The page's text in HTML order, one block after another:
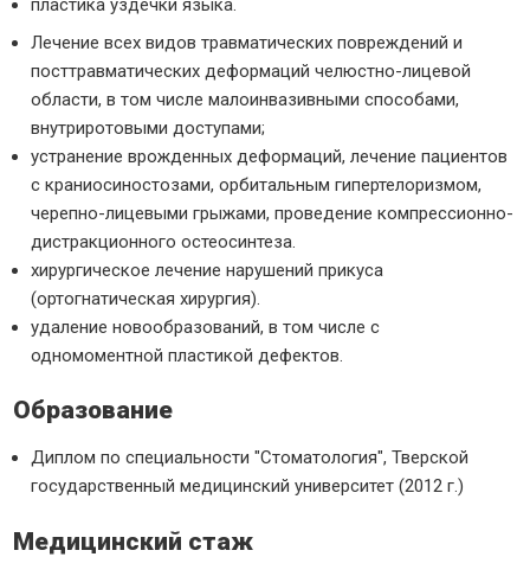
пластика уздечки языка.
Лечение всех видов травматических повреждений и
посттравматических деформаций челюстно-лицевой
области, в том числе малоинвазивными способами,
внутриротовыми доступами;
устранение врожденных деформаций, лечение пациентов
с краниосиностозами, орбитальным гипертелоризмом,
черепно-лицевыми грыжами, проведение компрессионно-
дистракционного остеосинтеза.
хирургическое лечение нарушений прикуса
(ортогнатическая хирургия).
удаление новообразований, в том числе с
одномоментной пластикой дефектов.
Образование
Диплом по специальности "Стоматология", Тверской
государственный медицинский университет (2012 г.)
Медицинский стаж